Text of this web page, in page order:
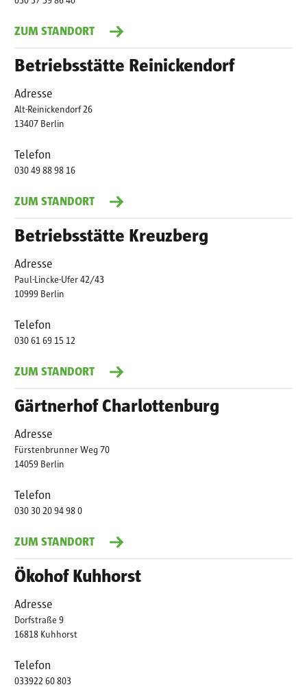
ZUM STANDORT
Betriebsstätte Reinickendorf
Adresse
Alt-Reinickendorf 26
13407 Berlin
Telefon
030 49 88 98 16
ZUM STANDORT
Betriebsstätte Kreuzberg
Adresse
Paul-Lincke-Ufer 42/43
10999 Berlin
Telefon
030 61 69 15 12
ZUM STANDORT
Gärtnerhof Charlottenburg
Adresse
Fürstenbrunner Weg 70
14059 Berlin
Telefon
030 30 20 94 98 0
ZUM STANDORT
Ökohof Kuhhorst
Adresse
Dorfstraße 9
16818 Kuhhorst
Telefon
033922 60 803